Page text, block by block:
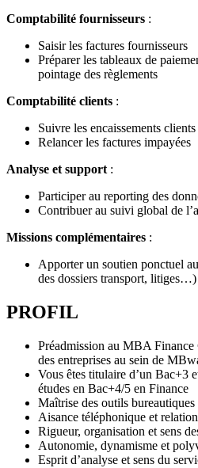
Comptabilité fournisseurs :
Saisir les factures fournisseurs
Préparer les tableaux de
pointage des règlements
Comptabilité clients :
Suivre les encaissements clients
Relancer les factures impayées
Analyse et support :
Participer au reporting des
Contribuer au suivi global de
Missions complémentaires :
Apporter un soutien ponctuel
des dossiers transport, litiges…)
PROFIL
Préadmission au MBA
des entreprises au sein de
Vous êtes titulaire d’un Bac+3
études en Bac+4/5 en Finance
Maîtrise des outils
Aisance téléphonique et
Rigueur, organisation et sens
Autonomie, dynamisme et
Esprit d’analyse et sens du